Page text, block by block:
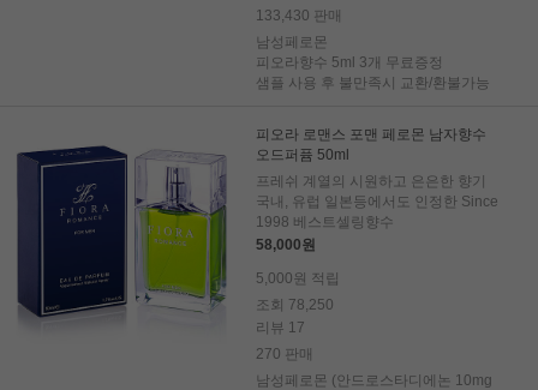
133,430 판매
남성페로몬
피오라향수 5ml 3개 무료증정
샘플 사용 후 불만족시 교환/환불가능
피오라 로맨스 포맨 페로몬 남자향수
오드퍼퓸 50ml
프레쉬 계열의 시원하고 은은한 향기
국내, 유럽 일본등에서도 인정한 Since
1998 베스트셀링향수
58,000원
5,000원 적립
조회 78,250
리뷰 17
270 판매
남성페로몬 (안드로스타디에논 10mg